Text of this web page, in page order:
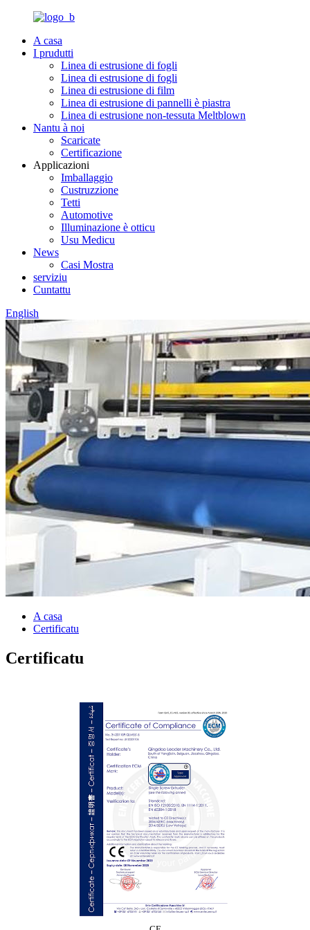
A casa
I prudutti
Linea di estrusione di fogli
Linea di estrusione di fogli
Linea di estrusione di film
Linea di estrusione di pannelli è piastra
Linea di estrusione non-tessuta Meltblown
Nantu à noi
Scaricate
Certificazione
Applicazioni
Imballaggio
Custruzzione
Tetti
Automotive
Illuminazione è otticu
Usu Medicu
News
Casi Mostra
serviziu
Cuntattu
English
A casa
Certificatu
Certificatu